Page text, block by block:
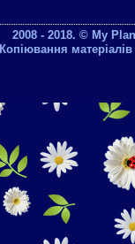
2008 - 2018. © My
Копіювання